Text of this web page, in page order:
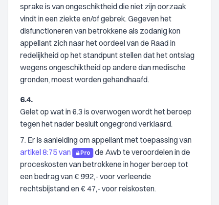
sprake is van ongeschiktheid die niet zijn oorzaak
vindt in een ziekte en/of gebrek. Gegeven het
disfunctioneren van betrokkene als zodanig kon
appellant zich naar het oordeel van de Raad in
redelijkheid op het standpunt stellen dat het ontslag
wegens ongeschiktheid op andere dan medische
gronden, moest worden gehandhaafd.
6.4.
Gelet op wat in 6.3 is overwogen wordt het beroep
tegen het nader besluit ongegrond verklaard.
7. Er is aanleiding om appellant met toepassing van
artikel 8:75 van
Pro
de Awb te veroordelen in de
proceskosten van betrokkene in hoger beroep tot
een bedrag van € 992,- voor verleende
rechtsbijstand en € 47,- voor reiskosten.